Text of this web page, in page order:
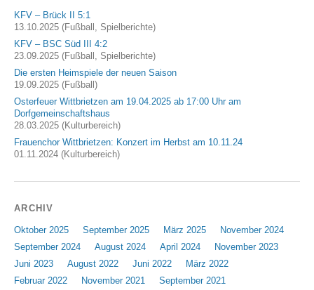
KFV – Brück II 5:1
13.10.2025 (Fußball, Spielberichte)
KFV – BSC Süd III 4:2
23.09.2025 (Fußball, Spielberichte)
Die ersten Heimspiele der neuen Saison
19.09.2025 (Fußball)
Osterfeuer Wittbrietzen am 19.04.2025 ab 17:00 Uhr am
Dorfgemeinschaftshaus
28.03.2025 (Kulturbereich)
Frauenchor Wittbrietzen: Konzert im Herbst am 10.11.24
01.11.2024 (Kulturbereich)
ARCHIV
Oktober 2025 September 2025 März 2025
November 2024
September 2024
August 2024 April 2024
November 2023
Juni 2023
August 2022 Juni 2022
März 2022
Februar 2022
November 2021
September 2021